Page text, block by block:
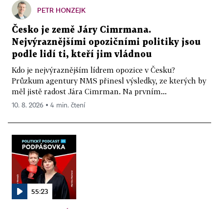
PETR HONZEJK
Česko je země Járy Cimrmana.
Nejvýraznějšími opozičními politiky jsou
podle lidí ti, kteří jim vládnou
Kdo je nejvýraznějším lídrem opozice v Česku?
Průzkum agentury NMS přinesl výsledky, ze kterých by
měl jistě radost Jára Cimrman. Na prvním...
10. 8. 2026 ▪ 4 min. čtení
55:23